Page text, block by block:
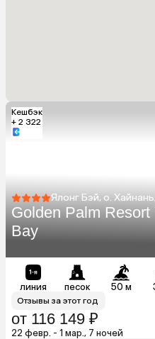
Кешбэк
+ 2 322
Ялонг Бэй, о.
Golden Palm Resort
Bay
линия песок 50 м
Отзывы за этот год
от 116 149 ₽
22 февр. - 1 мар., 7 ночей